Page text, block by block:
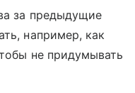
за предыдущие
например, как
не придумывать